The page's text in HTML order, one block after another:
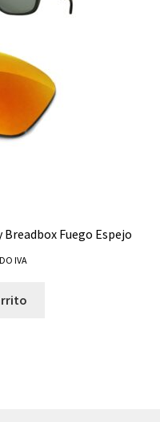
Fuego Espejo
IVA